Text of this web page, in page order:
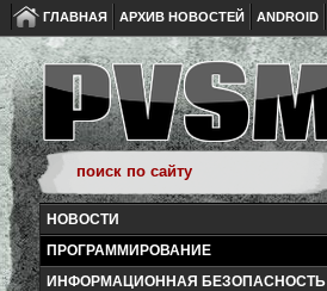
ГЛАВНАЯ АРХИВ НОВОСТЕЙ ANDROID
НОВОСТИ
ПРОГРАММИРОВАНИЕ
ИНФОРМАЦИОННАЯ БЕЗОПАСНОСТЬ